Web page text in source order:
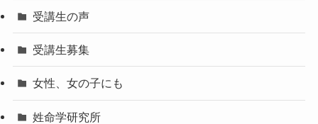
受講生の声
受講生募集
女性、女の子にも
姓命学研究所